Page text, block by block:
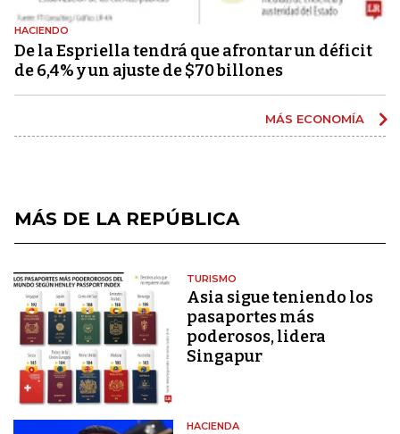
HACIENDO
De la Espriella tendrá que afrontar un déficit
de 6,4% y un ajuste de $70 billones
MÁS ECONOMÍA
MÁS DE LA REPÚBLICA
TURISMO
Asia sigue teniendo los
pasaportes más
poderosos, lidera
Singapur
HACIENDA